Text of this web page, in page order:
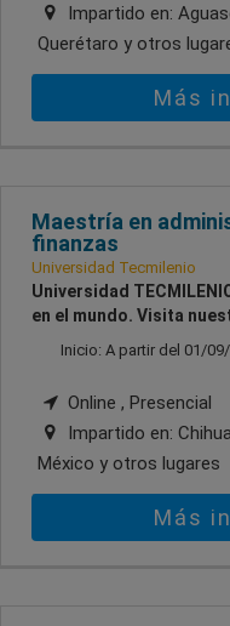
Impartido en:
Querétaro y otros
Más
Maestría en
finanzas
Universidad Tecmilenio
Universidad
en el mundo. Visita
Inicio: A partir del 01/
Online , Presencial
Impartido en:
México y otros lugares
Más